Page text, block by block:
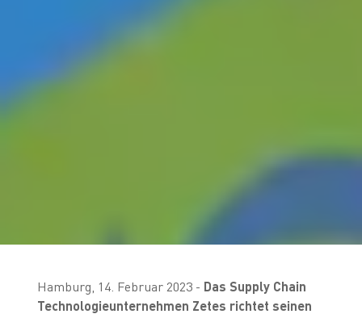
Hamburg, 14. Februar 2023 - Das Supply Chain
Technologieunternehmen Zetes richtet seinen